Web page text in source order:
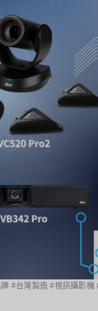
#台灣製造 #視訊攝影